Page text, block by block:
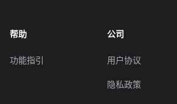
帮助
功能指引
公司
用户协议
隐私政策